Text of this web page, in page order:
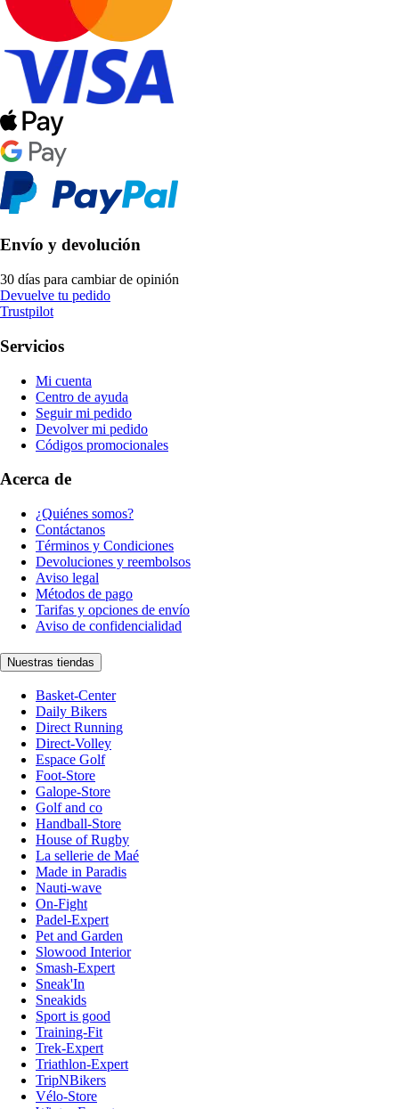
Envío y devolución
30 días para cambiar de opinión
Devuelve tu pedido
Trustpilot
Servicios
Mi cuenta
Centro de ayuda
Seguir mi pedido
Devolver mi pedido
Códigos promocionales
Acerca de
¿Quiénes somos?
Contáctanos
Términos y Condiciones
Devoluciones y reembolsos
Aviso legal
Métodos de pago
Tarifas y opciones de envío
Aviso de confidencialidad
Nuestras tiendas
Basket-Center
Daily Bikers
Direct Running
Direct-Volley
Espace Golf
Foot-Store
Galope-Store
Golf and co
Handball-Store
House of Rugby
La sellerie de Maé
Made in Paradis
Nauti-wave
On-Fight
Padel-Expert
Pet and Garden
Slowood Interior
Smash-Expert
Sneak'In
Sneakids
Sport is good
Training-Fit
Trek-Expert
Triathlon-Expert
TripNBikers
Vélo-Store